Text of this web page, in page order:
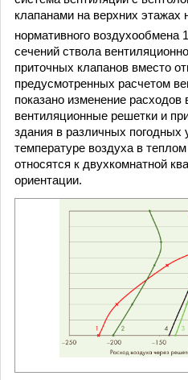
клапанами на верхних этажах
нормативного воздухообмена
сечений ствола
приточных клапанов вместо
предусмотренных расчетом
показано изменение расходов
вентиляционные решетки и
здания в различных погодных
температуре воздуха в
относятся к двухкомнатной
ориентации.